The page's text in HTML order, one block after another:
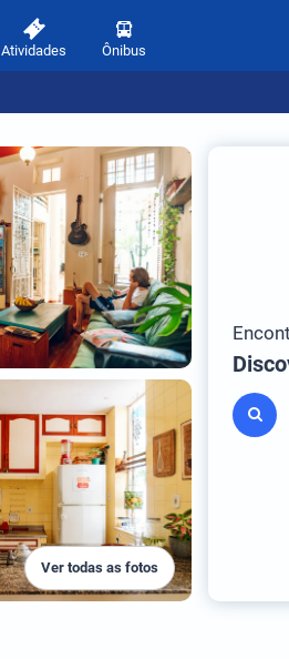
Atividades Ônibus
Ver todas as fotos